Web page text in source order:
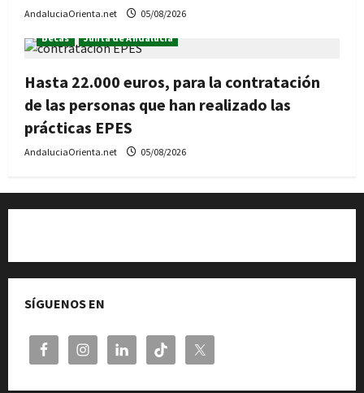
AndaluciaOrienta.net
05/08/2026
Becas
Junta de Andalucía
Hasta 22.000 euros, para la contratación
de las personas que han realizado las
prácticas EPES
AndaluciaOrienta.net 05/08/2026
SÍGUENOS EN